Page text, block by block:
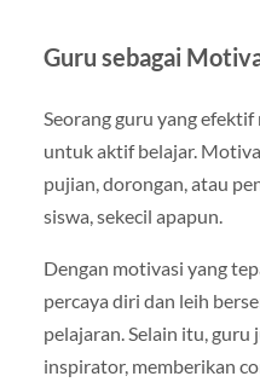
Guru sebagai
Seorang guru yang
untuk aktif belajar.
pujian, dorongan, atau
siswa, sekecil apapun.
Dengan motivasi yang
percaya diri dan leih
pelajaran. Selain itu, guru
inspirator, memberikan